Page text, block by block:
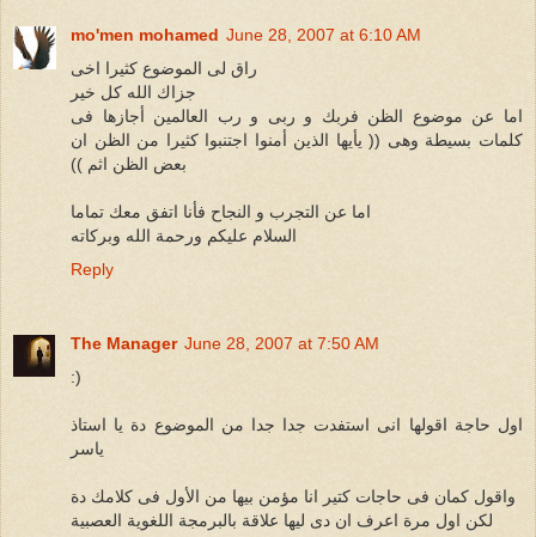
mo'men mohamed June 28, 2007 at 6:10 AM
راق لى الموضوع كثيرا اخى
جزاك الله كل خير
اما عن موضوع الظن فربك و ربى و رب العالمين أجازها فى
كلمات بسيطة وهى (( يأيها الذين أمنوا اجتنبوا كثيرا من الظن ان
بعض الظن اثم ))
اما عن التجرب و النجاح فأنا اتفق معك تماما
السلام عليكم ورحمة الله وبركاته
Reply
The Manager June 28, 2007 at 7:50 AM
:)
اول حاجة اقولها انى استفدت جدا جدا من الموضوع دة يا استاذ
ياسر
واقول كمان فى حاجات كتير انا مؤمن بيها من الأول فى كلامك دة
لكن اول مرة اعرف ان دى ليها علاقة بالبرمجة اللغوية العصبية